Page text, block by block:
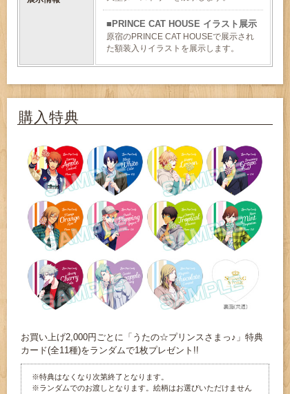
PRINCE CAT HOUSE イラスト展示
原宿のPRINCE CAT HOUSEで展示され
た額装入りイラストを展示します。
購入特典
お買い上げ2,000円ごとに「うたの☆プリンスさまっ♪」特典
カード(全11種)をランダムで1枚プレゼント!!
※特典はなくなり次第終了となります。
※ランダムでのお渡しとなります。絵柄はお選びいただけません